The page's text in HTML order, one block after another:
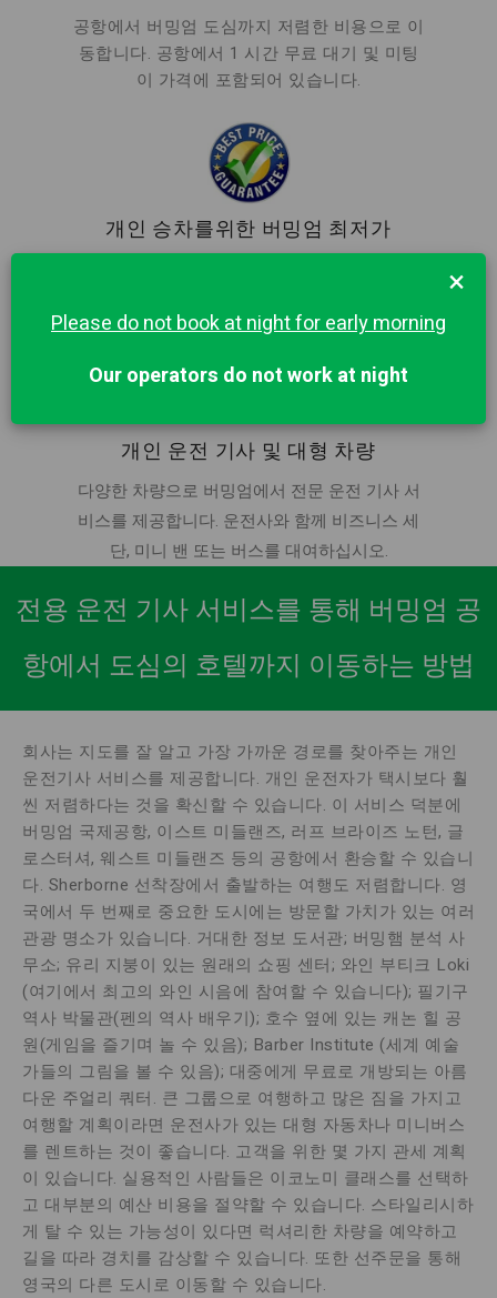
공항에서 버밍엄 도심까지 저렴한 비용으로 이
동합니다. 공항에서 1 시간 무료 대기 및 미팅
이 가격에 포함되어 있습니다.
개인 승차를위한 버밍엄 최저가
으로 확인하고 저장하십시오.
개인 운전 기사 및 대형 차량
다양한 차량으로 버밍엄에서 전문 운전 기사 서
비스를 제공합니다. 운전사와 함께 비즈니스 세
단, 미니 밴 또는 버스를 대여하십시오.
전용 운전 기사 서비스를 통해 버밍엄 공
항에서 도심의 호텔까지 이동하는 방법
회사는 지도를 잘 알고 가장 가까운 경로를 찾아주는 개인
운전기사 서비스를 제공합니다. 개인 운전자가 택시보다 훨
씬 저렴하다는 것을 확신할 수 있습니다. 이 서비스 덕분에
버밍엄 국제공항, 이스트 미들랜즈, 러프 브라이즈 노턴, 글
로스터셔, 웨스트 미들랜즈 등의 공항에서 환승할 수 있습니
다. Sherborne 선착장에서 출발하는 여행도 저렴합니다. 영
국에서 두 번째로 중요한 도시에는 방문할 가치가 있는 여러
관광 명소가 있습니다. 거대한 정보 도서관; 버밍햄 분석 사
무소; 유리 지붕이 있는 원래의 쇼핑 센터; 와인 부티크 Loki
(여기에서 최고의 와인 시음에 참여할 수 있습니다); 필기구
역사 박물관(펜의 역사 배우기); 호수 옆에 있는 캐논 힐 공
원(게임을 즐기며 놀 수 있음); Barber Institute (세계 예술
가들의 그림을 볼 수 있음); 대중에게 무료로 개방되는 아름
다운 주얼리 쿼터. 큰 그룹으로 여행하고 많은 짐을 가지고
여행할 계획이라면 운전사가 있는 대형 자동차나 미니버스
를 렌트하는 것이 좋습니다. 고객을 위한 몇 가지 관세 계획
이 있습니다. 실용적인 사람들은 이코노미 클래스를 선택하
고 대부분의 예산 비용을 절약할 수 있습니다. 스타일리시하
게 탈 수 있는 가능성이 있다면 럭셔리한 차량을 예약하고
길을 따라 경치를 감상할 수 있습니다. 또한 선주문을 통해
영국의 다른 도시로 이동할 수 있습니다.
×
Please do not book at night for early morning
Our operators do not work at night